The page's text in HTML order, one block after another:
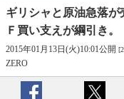
ギリシャと原油急落が
Ｆ買い支えが綱引き。
2015年01月13日(火)10:01公開
ZERO